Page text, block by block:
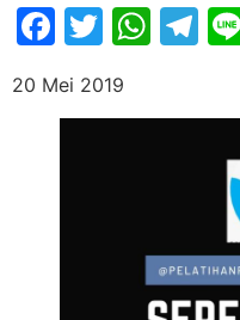
Facebook
Twitter
20 Mei 2019